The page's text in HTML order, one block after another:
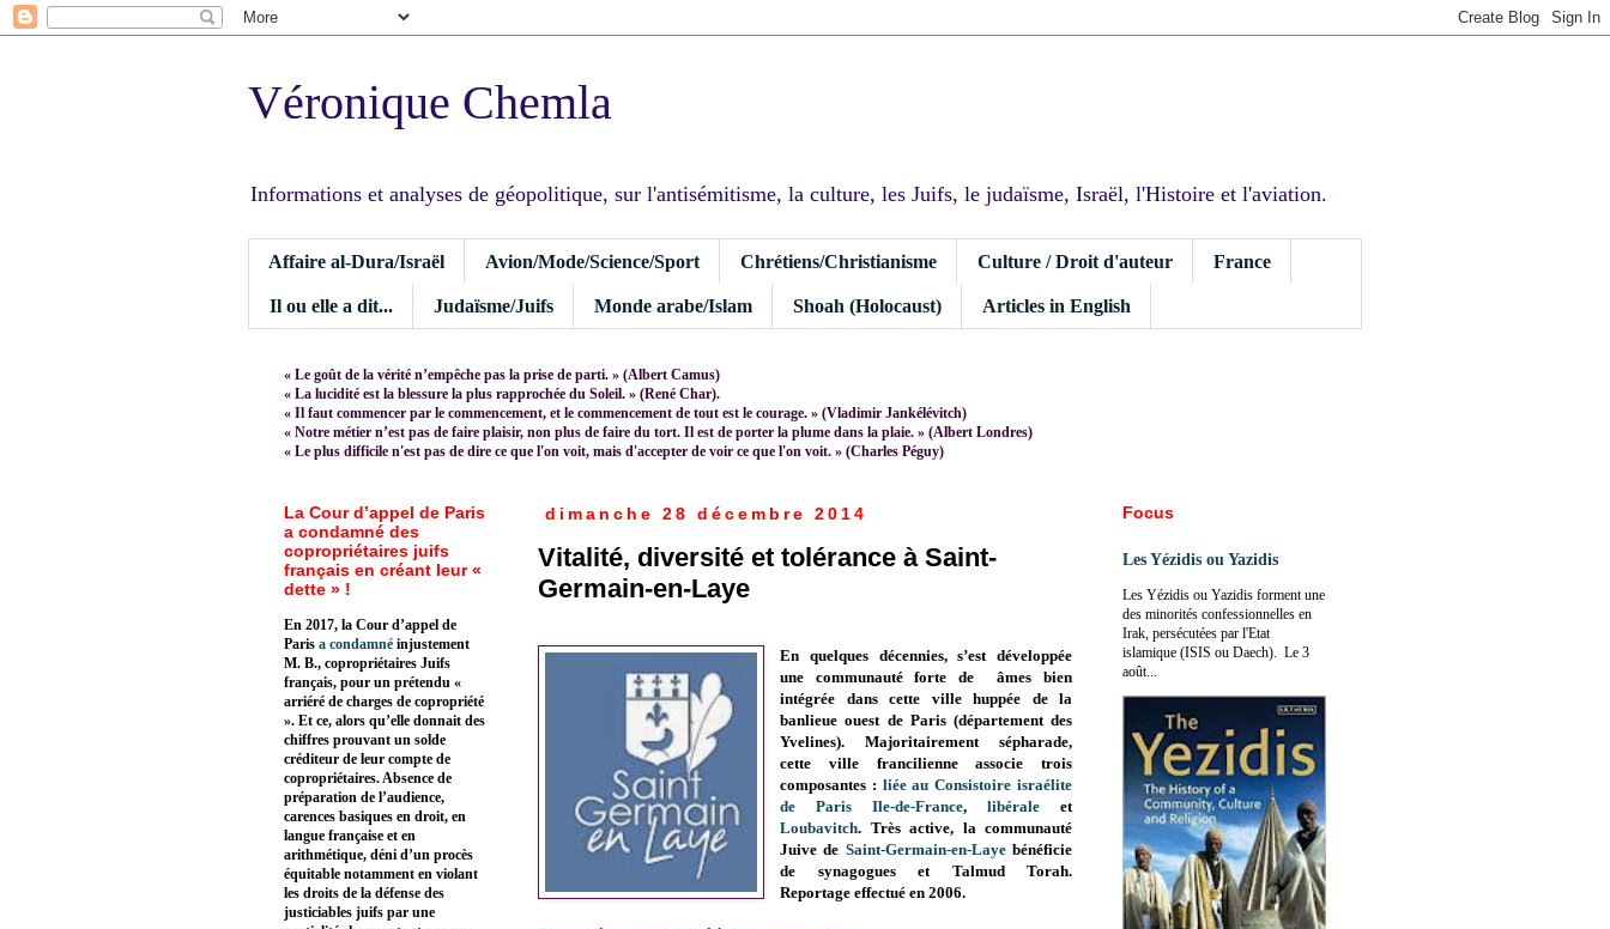
Véronique Chemla
Informations et analyses de géopolitique, sur l'antisémitisme, la culture, les Juifs, le judaïsme, Israël, l'Histoire et l'aviation.
Affaire al-Dura/Israël Avion/Mode/Science/Sport Chrétiens/Christianisme Culture / Droit d'auteur France
Il ou elle a dit... Judaïsme/Juifs Monde arabe/Islam Shoah (Holocaust) Articles in English
« Le goût de la vérité n’empêche pas la prise de parti. » (Albert Camus)
« La lucidité est la blessure la plus rapprochée du Soleil. » (René Char).
« Il faut commencer par le commencement, et le commencement de tout est le courage. » (Vladimir Jankélévitch)
« Notre métier n’est pas de faire plaisir, non plus de faire du tort. Il est de porter la plume dans la plaie. » (Albert Londres)
« Le plus difficile n'est pas de dire ce que l'on voit, mais d'accepter de voir ce que l'on voit. » (Charles Péguy)
dimanche 28 décembre 2014
Vitalité, diversité et tolérance à Saint-
Germain-en-Laye
En quelques décennies, s’est développée
une communauté forte de âmes bien
intégrée dans cette ville huppée de la
banlieue ouest de Paris (département des
Yvelines). Majoritairement sépharade,
cette ville francilienne associe trois
composantes : liée au Consistoire israélite
de Paris Ile-de-France,libérale et
Loubavitch. Très active, la communauté
Juive de Saint-Germain-en-Layebénéficie
de synagogues et Talmud Torah.
Reportage effectué en 2006.
La Cour d’appel de Paris
a condamné des
copropriétaires juifs
français en créant leur «
dette » !
En 2017, la Cour d’appel de
Paris a condamné injustement
M. B., copropriétaires Juifs
français, pour un prétendu «
arriéré de charges de copropriété
». Et ce, alors qu’elle donnait des
chiffres prouvant un solde
créditeur de leur compte de
copropriétaires. Absence de
préparation de l’audience,
carences basiques en droit, en
langue française et en
arithmétique, déni d’un procès
équitable notamment en violant
les droits de la défense des
justiciables juifs par une
Focus
Les Yézidis ou Yazidis
Les Yézidis ou Yazidis forment une
des minorités confessionnelles en
Irak, persécutées par l'Etat
islamique (ISIS ou Daech). Le 3
août...